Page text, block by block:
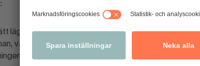
läge i Sverige så när Sergels torg dök upp slog vi till
var för bra för att missa, även om vi var livrädda att
med artister, influencers och en riktigt bra